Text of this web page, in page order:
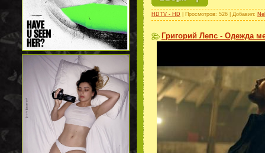
HDTV - HD | Просмотров: 526 | Добавил:
Григорий Лепс - Одежда